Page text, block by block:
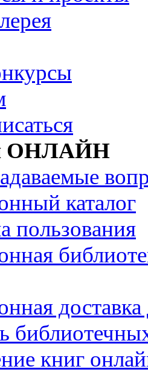
ОНЛАЙН
каталог
пользования
книг